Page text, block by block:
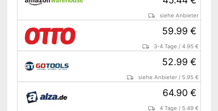
siehe Anbieter
59.99 €
3-4 Tage /4.95 €
52.99 €
siehe Anbieter / 5.95 €
64.90 €
4 Tage / 5.49 €